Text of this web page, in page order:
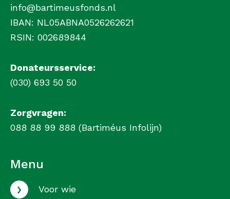
info@bartimeusfonds.nl
IBAN: NL05ABNA0526262621
RSIN: 002689844
Donateursservice:
(030) 693 50 50
Zorgvragen:
088 88 99 888 (Bartiméus Infolijn)
Menu
› Voor wie